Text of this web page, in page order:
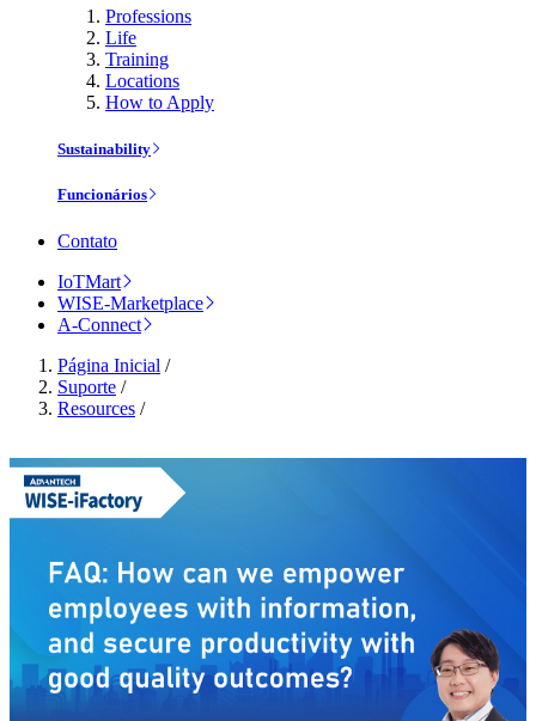
Professions
Life
Training
Locations
How to Apply
Sustainability
Funcionários
Contato
IoTMart
WISE-Marketplace
A-Connect
Página Inicial /
Suporte /
Resources /